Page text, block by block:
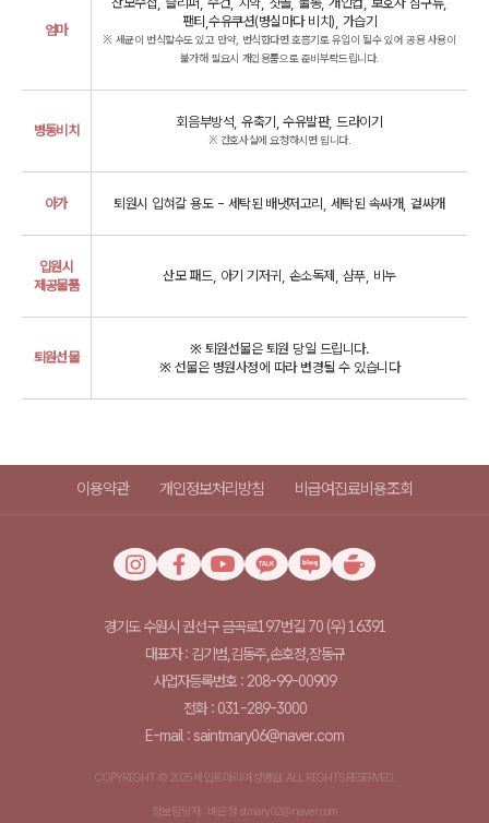
엄마
팬티,수유쿠션(병실마다 비치), 가습기
※ 세균이 번식할수도 있고 만약, 번식한다면 호흡기로 유입이 될수 있어 공용 사용이
불가해 필요시 개인용품으로 준비부탁드립니다.
병동비치
회음부방석, 유축기, 수유발판, 드라이기
※ 간호사실에 요청하시면 됩니다.
아가 퇴원시 입혀갈 용도 - 세탁된 배냇저고리, 세탁된 속싸개, 겉싸개
입원시
제공물품
산모 패드, 아기 기저귀, 손소독제, 샴푸, 비누
퇴원선물
※ 퇴원선물은 퇴원 당일 드립니다.
※ 선물은 병원사정에 따라 변경될 수 있습니다
이용약관 개인정보처리방침 비급여진료비용조회
경기도 수원시 권선구 금곡로197번길 70 (우) 16391
대표자 : 김기범,김동주,손호정,장동규
사업자등록번호 : 208-99-00909
전화 : 031-289-3000
E-mail : saintmary06@naver.com
COPYRIGHT © 2025 세인트마리여성병원. ALL RIGHTS RESERVED.
정보담당자 : 배은정 stmary02@naver.com